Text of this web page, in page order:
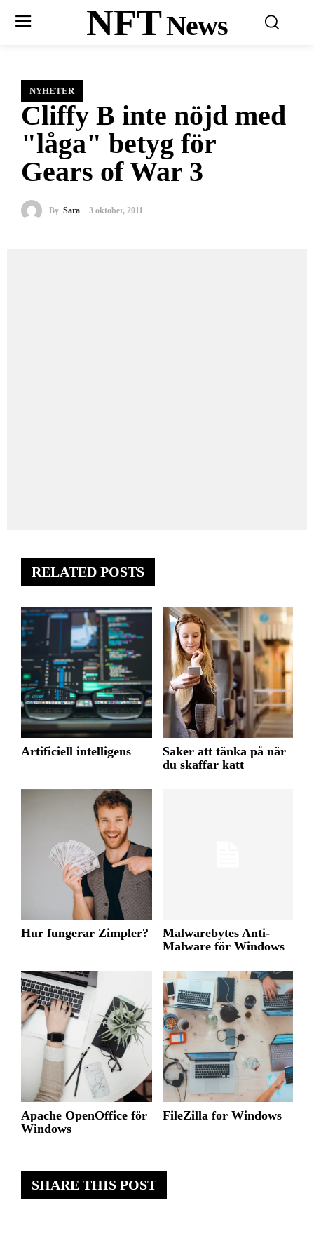
NFTNews
NYHETER
Cliffy B inte nöjd med
"låga" betyg för
Gears of War 3
By Sara 3 oktober, 2011
SHARE THIS POST
RELATED POSTS
Artificiell intelligens
Saker att tänka på när
du skaffar katt
Hur fungerar Zimpler?
Malwarebytes Anti-
Malware för Windows
Apache OpenOffice för
Windows
FileZilla for Windows